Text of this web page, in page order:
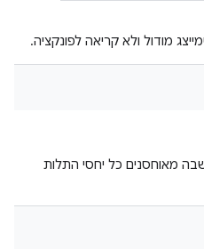
מודול ולא קריאה לפונקציה.
מאוחסנים כל יחסי התלות